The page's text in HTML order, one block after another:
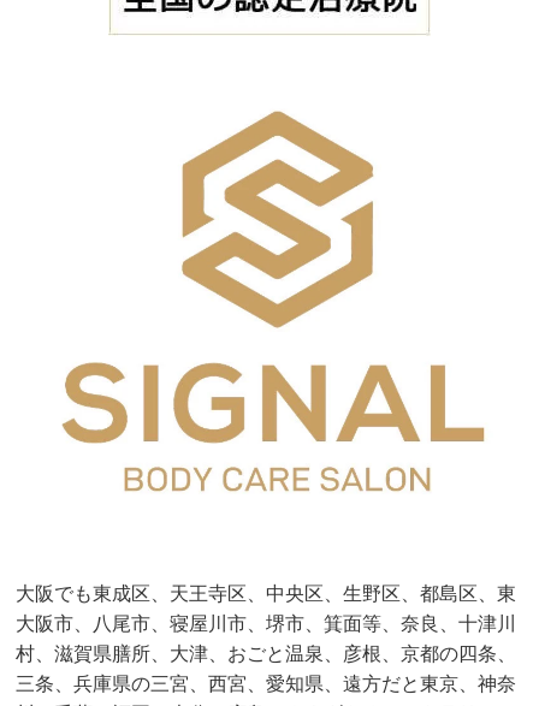
大阪でも東成区、天王寺区、中央区、生野区、都島区、東
大阪市、八尾市、寝屋川市、堺市、箕面等、奈良、十津川
村、滋賀県膳所、大津、おごと温泉、彦根、京都の四条、
三条、兵庫県の三宮、西宮、愛知県、遠方だと東京、神奈